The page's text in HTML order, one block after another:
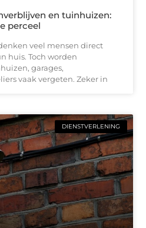
en tuinhuizen:
perceel
veel mensen direct
huis. Toch worden
garages,
vaak vergeten. Zeker in
DIENSTVERLENING